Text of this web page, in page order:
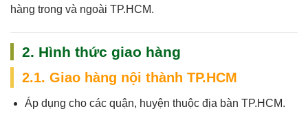
hàng trong và ngoài TP.HCM.
2. Hình thức giao hàng
2.1. Giao hàng nội thành TP.HCM
Áp dụng cho các quận, huyện thuộc địa bàn TP.HCM.